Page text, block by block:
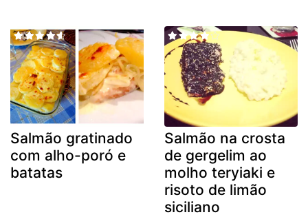
Salmão gratinado
com alho-poró e
batatas
Salmão na crosta
de gergelim ao
molho teryiaki e
risoto de limão
siciliano